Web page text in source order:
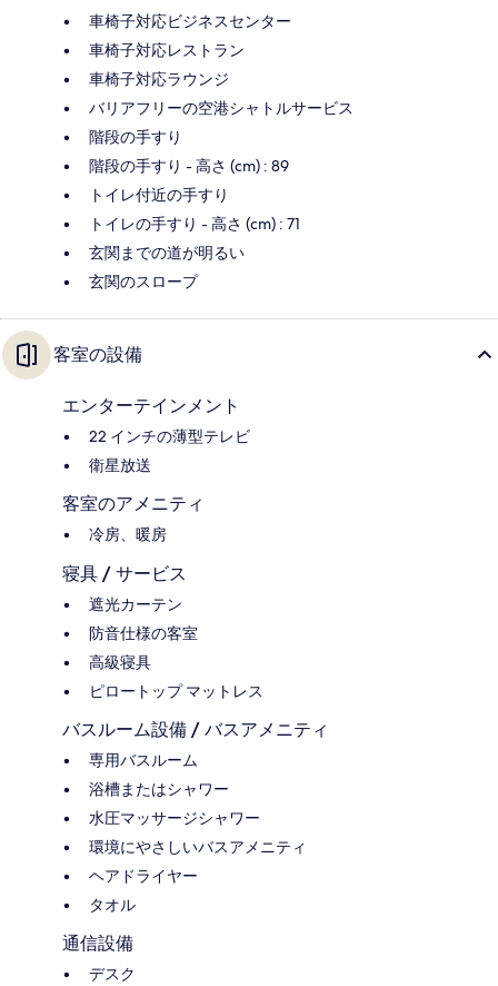
車椅子対応ビジネスセンター
車椅子対応レストラン
車椅子対応ラウンジ
バリアフリーの空港シャトルサービス
階段の手すり
階段の手すり - 高さ (cm) : 89
トイレ付近の手すり
トイレの手すり - 高さ (cm) : 71
玄関までの道が明るい
玄関のスロープ
客室の設備
エンターテインメント
22 インチの薄型テレビ
衛星放送
客室のアメニティ
冷房、暖房
寝具 / サービス
遮光カーテン
防音仕様の客室
高級寝具
ピロートップ マットレス
バスルーム設備 / バスアメニティ
専用バスルーム
浴槽またはシャワー
水圧マッサージシャワー
環境にやさしいバスアメニティ
ヘアドライヤー
タオル
通信設備
デスク